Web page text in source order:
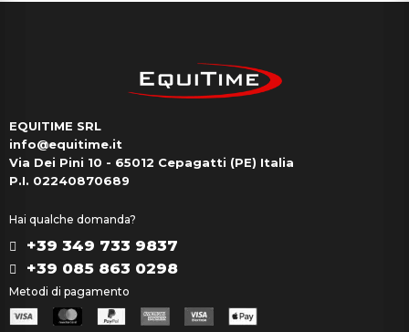
EQUITIME SRL
info@equitime.it
Via Dei Pini 10 - 65012 Cepagatti (PE) Italia
P.I. 02240870689
Hai qualche domanda?
+39 349 733 9837
+39 085 863 0298
Metodi di pagamento